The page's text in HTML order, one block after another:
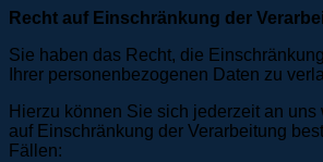
Recht auf Einschränkung der
Sie haben das Recht, die
Ihrer personenbezogenen Daten zu
Hierzu können Sie sich jederzeit an
auf Einschränkung der Verarbeitung
Fällen: